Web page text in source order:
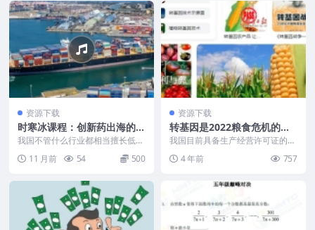
资源下载
时寒冰课程：创新药出海的路
断波及影响分析与投资机会
我国不管什么行业都相当擅长低价
竞争，打价格战，这一点也是一直
为美欧所诟病的，同时...
11 月前 54 500
资源下载
转基因是2022粮食危机的机
会特别是种业受益
我国目前具备生产经营许可证的种
5%都是中小企业。...
4 年前 757